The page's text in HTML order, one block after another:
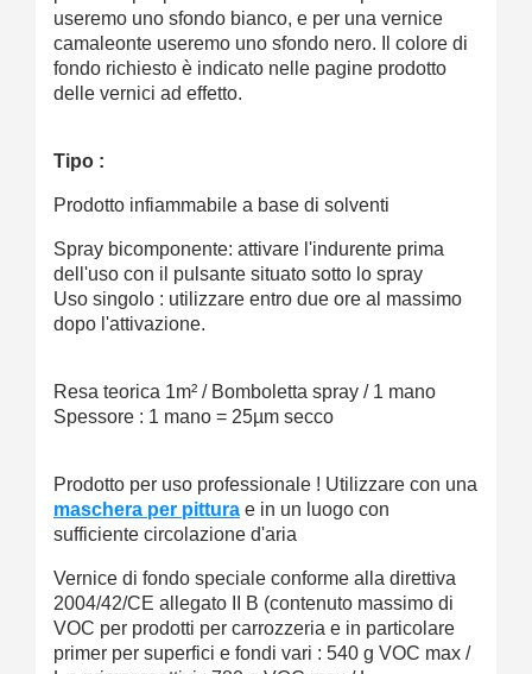
useremo uno sfondo bianco, e per una vernice
camaleonte useremo uno sfondo nero. Il colore di
fondo richiesto è indicato nelle pagine prodotto
delle vernici ad effetto.
Tipo :
Prodotto infiammabile a base di solventi
Spray bicomponente: attivare l'indurente prima
dell'uso con il pulsante situato sotto lo spray
Uso singolo : utilizzare entro due ore al massimo
dopo l'attivazione.
Resa teorica 1m² / Bomboletta spray / 1 mano
Spessore : 1 mano = 25µm secco
Prodotto per uso professionale ! Utilizzare con una
maschera per pittura e in un luogo con
sufficiente circolazione d'aria
Vernice di fondo speciale conforme alla direttiva
2004/42/CE allegato II B (contenuto massimo di
VOC per prodotti per carrozzeria e in particolare
primer per superfici e fondi vari : 540 g VOC max /